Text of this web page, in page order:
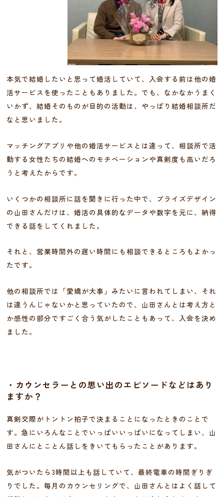
本気で結婚したいと思って婚活していて、入会する前は他の婚
活サービスを使ったこともありました。でも、なかなかうまく
いかず、結婚そのものが目的の活動は、やっぱり結婚相談所だ
なと思いました。
マッチングアプリや他の婚活サービスとは違って、相談所で活
動する女性たちの結婚へのモチベーションや真剣度も高いだろ
うと考えたからです。
いくつかの相談所に話を聞きに行った中で、ブライズデザイン
の山田さんだけは、婚活の具体的なデータや数字を元に、納得
できる話をしてくれました。
それと、営業時間外の遅い時間にも相談できるところもよかっ
たです。
他の相談所では「愛嬌が大事」みたいに言われてしまい、それ
は違うんじゃないかと思っていたので、山田さんとは考え方と
か感性の部分ですごく合う気がしたこともあって、入会を決め
ました。
・カウンセラーとの思い出のエピソードなどはあり
ますか？
真剣交際がトントン拍子で決まることになったときのことで
す。急にいろんなことでいっぱいいっぱいになってしまい、山
田さんにとことん話しをきいてもらったことがあります。
気がついたら3時間以上も話していて、最終電車の時間ぎりぎ
りでした。毎月のカウンセリングで、山田さんとはよく話して